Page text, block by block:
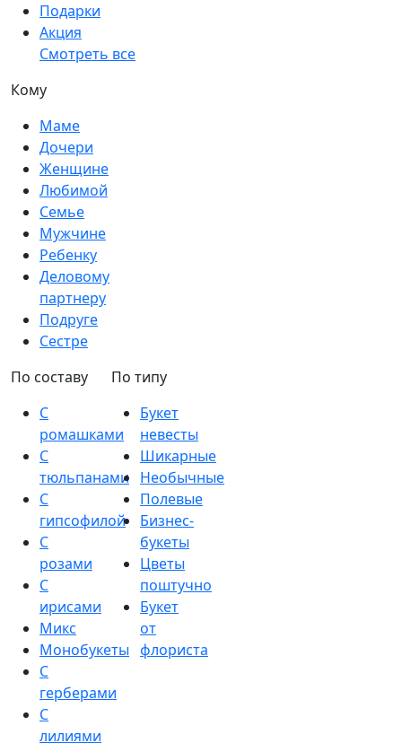
Подарки
Акция
Смотреть все
Кому
Маме
Дочери
Женщине
Любимой
Семье
Мужчине
Ребенку
Деловому
партнеру
Подруге
Сестре
По составу
С
ромашками
С
тюльпанами
С
гипсофилой
С
розами
С
ирисами
Микс
Монобукеты
С
герберами
С
лилиями
По типу
Букет
невесты
Шикарные
Необычные
Полевые
Бизнес-
букеты
Цветы
поштучно
Букет
от
флориста